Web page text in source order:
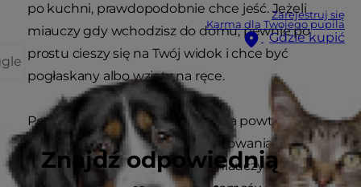
Zarejestruj się
Karma dla Twojego pupila
Gdzie kupić
Znajdź odpowiednią
po kuchni, prawdopodobnie chce jeść. Jeżeli
miauczy gdy wchodzisz do domu, pewnie po
prostu cieszy się na Twój widok i chce być
pogłaskany albo wzięty na ręce.
Powitalne miauknięcia, zwłaszcza powtarzane
bez przerwy, wiążą się też z zachowaniami
płciowymi. Kotka w rui ciągle miauczy, aby